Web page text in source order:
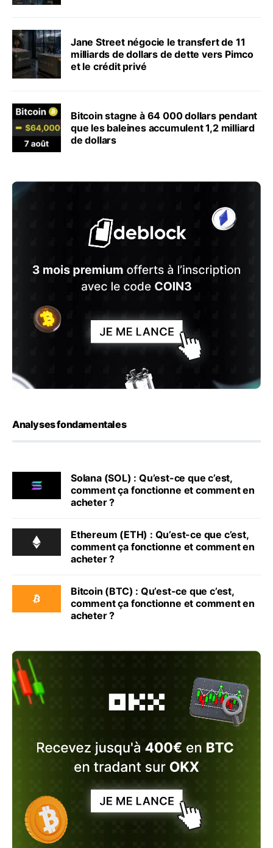
Jane Street négocie le transfert de 11
milliards de dollars de dette vers Pimco
et le crédit privé
Bitcoin stagne à 64 000 dollars pendant
que les baleines accumulent 1,2 milliard
de dollars
Analyses fondamentales
Solana (SOL) : Qu’est-ce que c’est,
comment ça fonctionne et comment en
acheter ?
Ethereum (ETH) : Qu’est-ce que c’est,
comment ça fonctionne et comment en
acheter ?
Bitcoin (BTC) : Qu’est-ce que c’est,
comment ça fonctionne et comment en
acheter ?